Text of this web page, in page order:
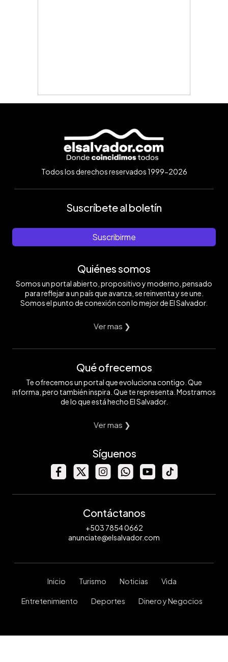
Todos los derechos reservados 1999-2026
Suscríbete al boletín
Suscribirme
Quiénes somos
Somos un portal abierto, propositivo y moderno, pensado
para reflejar a un país que avanza, se reinventa y se une.
Somos el punto de conexión con lo mejor de El Salvador.
Ver mas ❯
Qué ofrecemos
Te ofrecemos un portal que evoluciona contigo. Que
informa, pero también inspira. Que te representa. Mostramos
de lo que está hecho El Salvador.
Ver mas ❯
Síguenos
Contáctanos
+503 7854 0662
anunciate@elsalvador.com
Inicio Turismo Noticias Vida
Entretenimiento Deportes Dinero y Negocios